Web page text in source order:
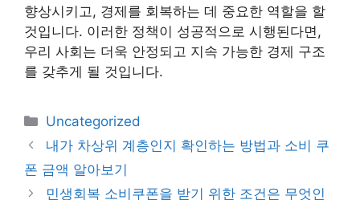
향상시키고, 경제를 회복하는 데 중요한 역할을 할
것입니다. 이러한 정책이 성공적으로 시행된다면,
우리 사회는 더욱 안정되고 지속 가능한 경제 구조
를 갖추게 될 것입니다.
카
테
고
리
Uncategorized
내가 차상위 계층인지 확인하는 방법과 소비 쿠
폰 금액 알아보기
민생회복 소비쿠폰을 받기 위한 조건은 무엇인